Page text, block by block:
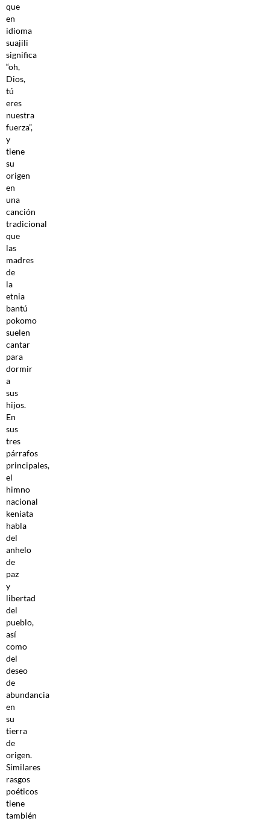
que
en
idioma
suajili
significa
“oh,
Dios,
tú
eres
nuestra
fuerza”,
y
tiene
su
origen
en
una
canción
tradicional
que
las
madres
de
la
etnia
bantú
pokomo
suelen
cantar
para
dormir
a
sus
hijos.
En
sus
tres
párrafos
principales,
el
himno
nacional
keniata
habla
del
anhelo
de
paz
y
libertad
del
pueblo,
así
como
del
deseo
de
abundancia
en
su
tierra
de
origen.
Similares
rasgos
poéticos
tiene
también